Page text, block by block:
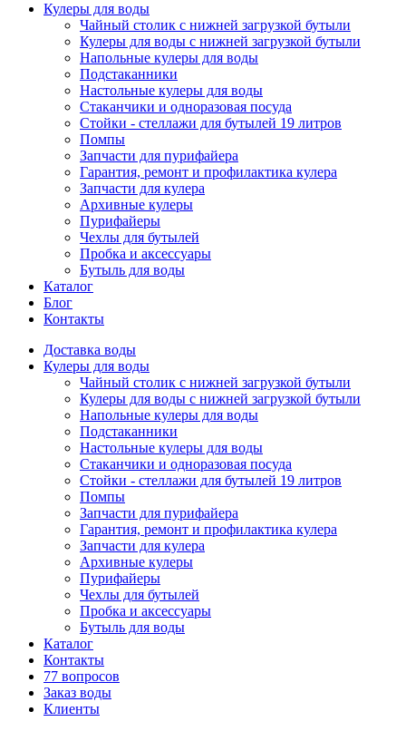
Кулеры для воды
Чайный столик с нижней загрузкой бутыли
Кулеры для воды с нижней загрузкой бутыли
Напольные кулеры для воды
Подстаканники
Настольные кулеры для воды
Стаканчики и одноразовая посуда
Стойки - стеллажи для бутылей 19 литров
Помпы
Запчасти для пурифайера
Гарантия, ремонт и профилактика кулера
Запчасти для кулера
Архивные кулеры
Пурифайеры
Чехлы для бутылей
Пробка и аксессуары
Бутыль для воды
Каталог
Блог
Контакты
Доставка воды
Кулеры для воды
Чайный столик с нижней загрузкой бутыли
Кулеры для воды с нижней загрузкой бутыли
Напольные кулеры для воды
Подстаканники
Настольные кулеры для воды
Стаканчики и одноразовая посуда
Стойки - стеллажи для бутылей 19 литров
Помпы
Запчасти для пурифайера
Гарантия, ремонт и профилактика кулера
Запчасти для кулера
Архивные кулеры
Пурифайеры
Чехлы для бутылей
Пробка и аксессуары
Бутыль для воды
Каталог
Контакты
77 вопросов
Заказ воды
Клиенты